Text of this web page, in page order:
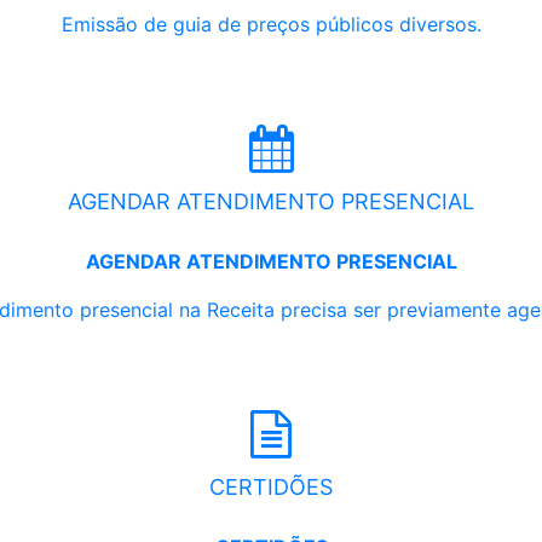
Emissão de guia de preços públicos diversos.
AGENDAR ATENDIMENTO PRESENCIAL
AGENDAR ATENDIMENTO PRESENCIAL
presencial na Receita precisa ser previamente
CERTIDÕES